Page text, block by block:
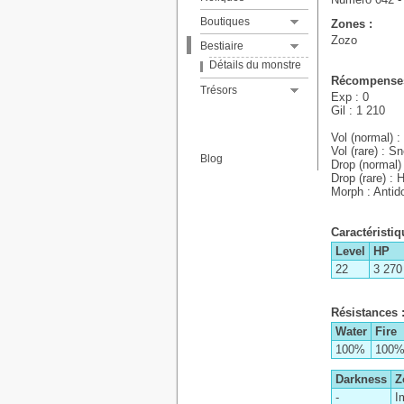
Zones :
Zozo
Exp : 0
Gil : 1 210
Vol (normal)
Vol (rare) :
Drop
Drop (rare) :
Morph :
Level
HP
22
3 270
Résistances :
Water
Fire
100%
100%
Darkness
-
Boutiques
Détails de la boutique
Bestiaire
Détails du monstre
Trésors
Détails du trésor
Blog